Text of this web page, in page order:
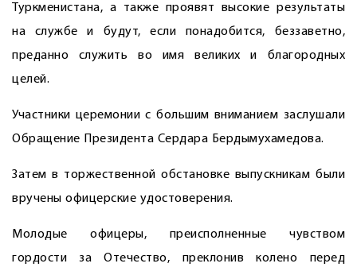
Туркменистана, а также проявят высокие результаты
на службе и будут, если понадобится, беззаветно,
преданно служить во имя великих и благородных
целей.
Участники церемонии с большим вниманием заслушали
Обращение Президента Сердара Бердымухамедова.
Затем в торжественной обстановке выпускникам были
вручены офицерские удостоверения.
Молодые офицеры, преисполненные чувством
гордости за Отечество, преклонив колено перед